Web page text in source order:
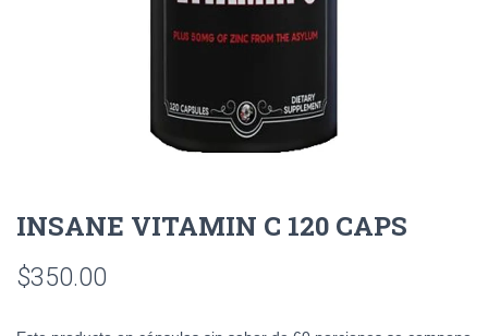
INSANE VITAMIN C 120 CAPS
$350.00